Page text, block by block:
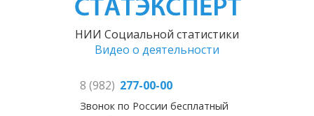
НИИ Социальной статистики
Видео о деятельности
8 (982) 277-00-00
Звонок по России бесплатный